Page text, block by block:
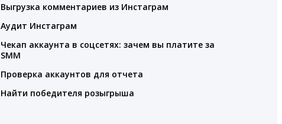
Выгрузка комментариев из Инстаграм
Аудит Инстаграм
Чекап аккаунта в соцсетях: зачем вы платите за
SMM
Проверка аккаунтов для отчета
Найти победителя розыгрыша